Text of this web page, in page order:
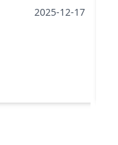
2025-12-17